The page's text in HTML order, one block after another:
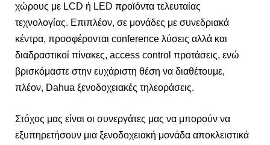
χώρους με LCD ή LED προϊόντα τελευταίας
τεχνολογίας. Επιπλέον, σε μονάδες με συνεδριακά
κέντρα, προσφέρονται conference λύσεις αλλά και
διαδραστικοί πίνακες, access control προτάσεις, ενώ
βρισκόμαστε στην ευχάριστη θέση να διαθέτουμε,
πλέον, Dahua ξενοδοχειακές τηλεοράσεις.
Στόχος μας είναι οι συνεργάτες μας να μπορούν να
εξυπηρετήσουν μια ξενοδοχειακή μονάδα αποκλειστικά